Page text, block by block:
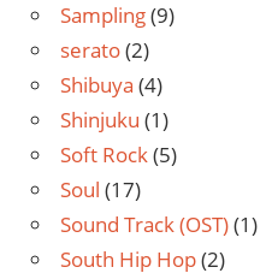
Sampling(9)
serato(2)
Shibuya (4)
Shinjuku (1)
Soft Rock(5)
Soul (17)
Sound Track (OST)(1)
South Hip Hop(2)